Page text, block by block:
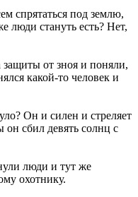
спрятаться под землю,
люди стануть есть? Нет,
защиты от зноя и поняли,
какой-то человек и
Он и силен и стреляет
он сбил девять солнц с
люди и тут же
охотнику.